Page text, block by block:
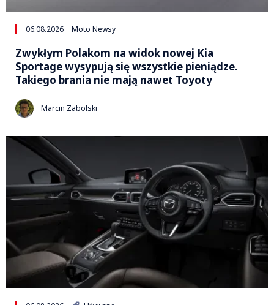
06.08.2026 Moto Newsy
Zwykłym Polakom na widok nowej Kia
Sportage wysypują się wszystkie pieniądze.
Takiego brania nie mają nawet Toyoty
Marcin Zabolski